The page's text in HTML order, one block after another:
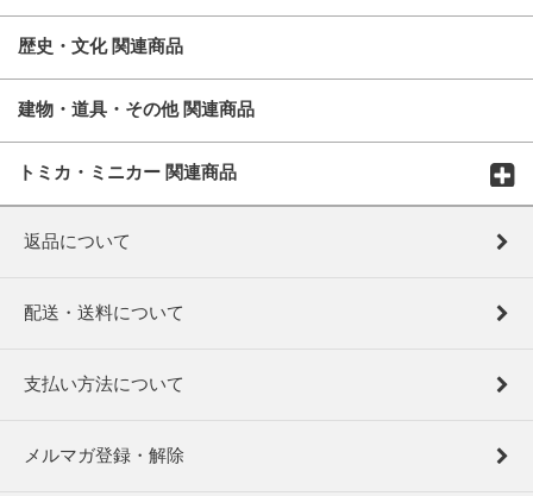
歴史・文化 関連商品
建物・道具・その他 関連商品
トミカ・ミニカー 関連商品
返品について
配送・送料について
支払い方法について
メルマガ登録・解除